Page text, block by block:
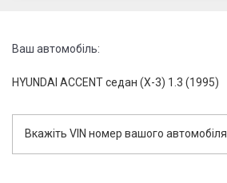
Ваш автомобіль:
HYUNDAI ACCENT седан (X-3) 1.3 (1995)
Вкажіть VIN номер вашого автомобіля